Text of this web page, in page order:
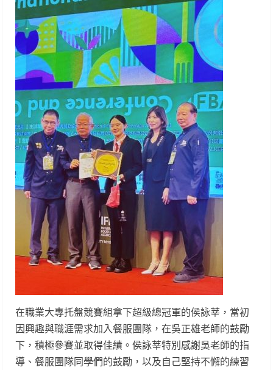
在職業大專托盤競賽組拿下超級總冠軍的侯詠莘，當初
因興趣與職涯需求加入餐服團隊，在吳正雄老師的鼓勵
下，積極參賽並取得佳績。侯詠莘特別感謝吳老師的指
導、餐服團隊同學們的鼓勵，以及自己堅持不懈的練習